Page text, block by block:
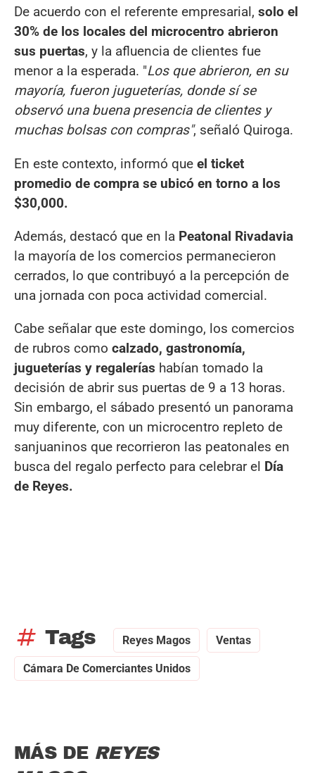
De acuerdo con el referente empresarial, solo el
30% de los locales del microcentro abrieron
sus puertas, y la afluencia de clientes fue
menor a la esperada. "Los que abrieron, en su
mayoría, fueron jugueterías, donde sí se
observó una buena presencia de clientes y
muchas bolsas con compras", señaló Quiroga.
En este contexto, informó que el ticket
promedio de compra se ubicó en torno a los
$30,000.
Además, destacó que en la Peatonal Rivadavia
la mayoría de los comercios permanecieron
cerrados, lo que contribuyó a la percepción de
una jornada con poca actividad comercial.
Cabe señalar que este domingo, los comercios
de rubros como calzado, gastronomía,
jugueterías y regalerías habían tomado la
decisión de abrir sus puertas de 9 a 13 horas.
Sin embargo, el sábado presentó un panorama
muy diferente, con un microcentro repleto de
sanjuaninos que recorrieron las peatonales en
busca del regalo perfecto para celebrar el Día
de Reyes.
tag Tags Reyes Magos Ventas
Cámara De Comerciantes Unidos
MÁS DE REYES